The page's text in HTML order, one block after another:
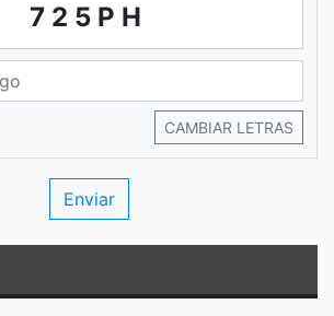
725PH
CAMBIAR LETRAS